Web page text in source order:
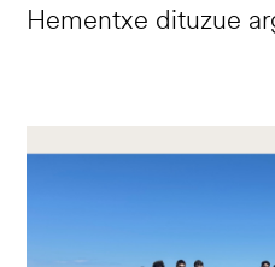
Hementxe dituzue